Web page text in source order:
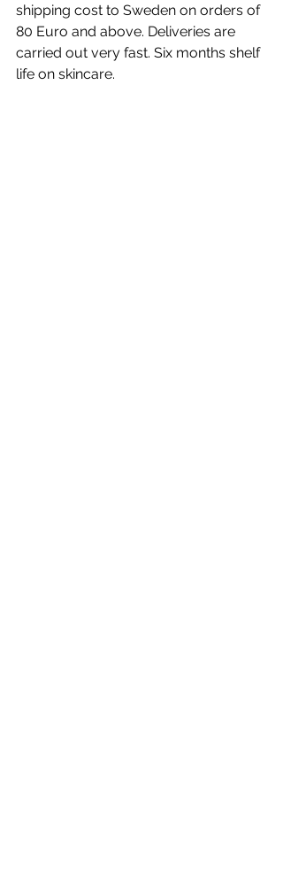
shipping cost to Sweden on orders of
80 Euro and above. Deliveries are
carried out very fast. Six months shelf
life on skincare.